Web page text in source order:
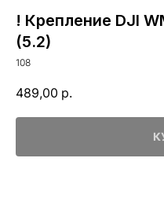
! Крепление DJI
(5.2)
108
489,00 р.